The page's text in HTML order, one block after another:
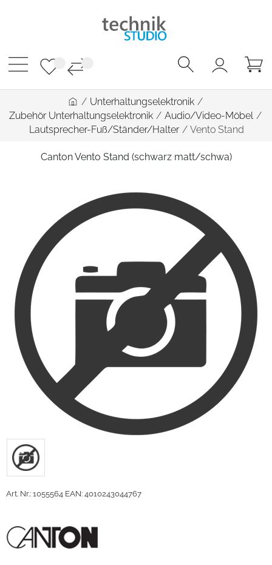
/ Unterhaltungselektronik /
Zubehör Unterhaltungselektronik / Audio/Video-Möbel /
Lautsprecher-Fuß/Ständer/Halter/ Vento Stand
Canton Vento Stand (schwarz matt/schwa)
Art. Nr.: 1055564 EAN: 4010243044767